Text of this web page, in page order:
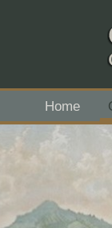
Home
- Flachgau